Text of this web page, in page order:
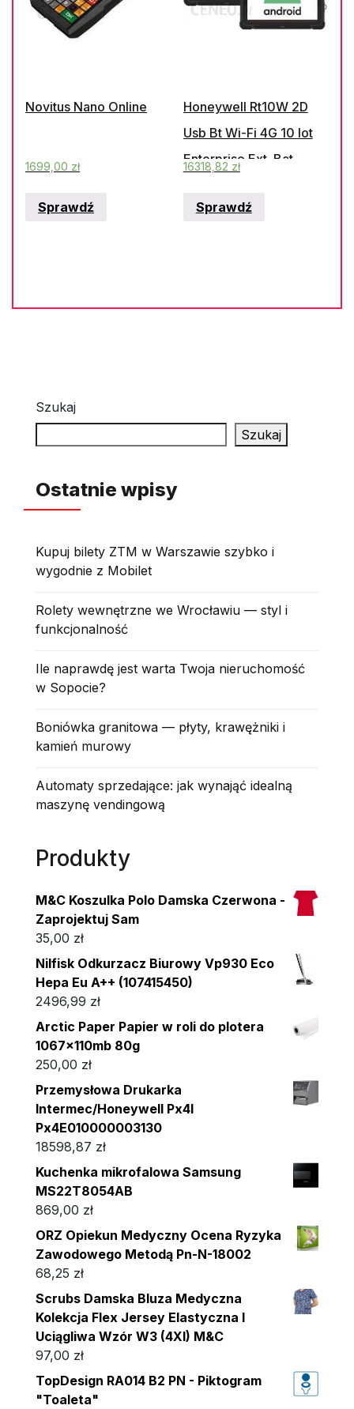
Novitus Nano Online
1699,00 zł
Sprawdź
Honeywell Rt10W 2D
Usb Bt Wi-Fi 4G 10 Iot
Enterprise Ext. Bat.
16318,82 zł
Sprawdź
Szukaj
Szukaj
Ostatnie wpisy
Kupuj bilety ZTM w Warszawie szybko i
wygodnie z Mobilet
Rolety wewnętrzne we Wrocławiu — styl i
funkcjonalność
Ile naprawdę jest warta Twoja nieruchomość
w Sopocie?
Boniówka granitowa — płyty, krawężniki i
kamień murowy
Automaty sprzedające: jak wynająć idealną
maszynę vendingową
Produkty
M&C Koszulka Polo Damska Czerwona -
Zaprojektuj Sam
35,00 zł
Nilfisk Odkurzacz Biurowy Vp930 Eco
Hepa Eu A++ (107415450)
2496,99 zł
Arctic Paper Papier w roli do plotera
1067x110mb 80g
250,00 zł
Przemysłowa Drukarka
Intermec/Honeywell Px4I
Px4E010000003130
18598,87 zł
Kuchenka mikrofalowa Samsung
MS22T8054AB
869,00 zł
ORZ Opiekun Medyczny Ocena Ryzyka
Zawodowego Metodą Pn-N-18002
68,25 zł
Scrubs Damska Bluza Medyczna
Kolekcja Flex Jersey Elastyczna I
Uciągliwa Wzór W3 (4Xl) M&C
97,00 zł
TopDesign RA014 B2 PN - Piktogram
"Toaleta"